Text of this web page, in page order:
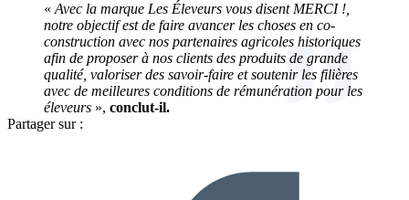
« Avec la marque Les Éleveurs vous disent MERCI !,
notre objectif est de faire avancer les choses en co-
construction avec nos partenaires agricoles historiques
afin de proposer à nos clients des produits de grande
qualité, valoriser des savoir-faire et soutenir les filières
avec de meilleures conditions de rémunération pour les
éleveurs », conclut-il.
Partager sur :